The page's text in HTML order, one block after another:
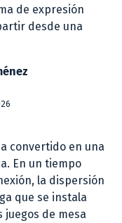
de expresión
desde una
convertido en una
En un tiempo
la dispersión
que se instala
juegos de mesa